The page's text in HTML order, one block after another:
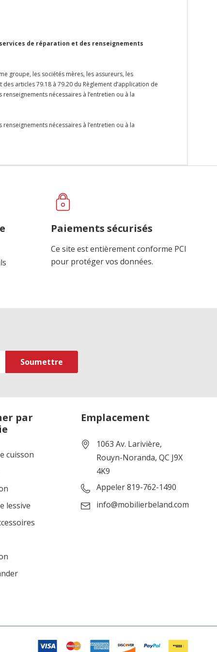
de réparation et des renseignements
groupe, les sociétés mères, les assureurs, les
articles 79.18 à 79.20 du Règlement d’application de
nécessaires à l’entretien ou à la
nécessaires à l’entretien ou à la
Paiements sécurisés
Ce site est entièrement conforme PCI
pour protéger vos données.
par
cuisson
lessive
Emplacement
1063 Av. Larivière,
Rouyn-Noranda, QC J9X
4K9
Appeler 819-762-1490
info@mobilierbeland.com